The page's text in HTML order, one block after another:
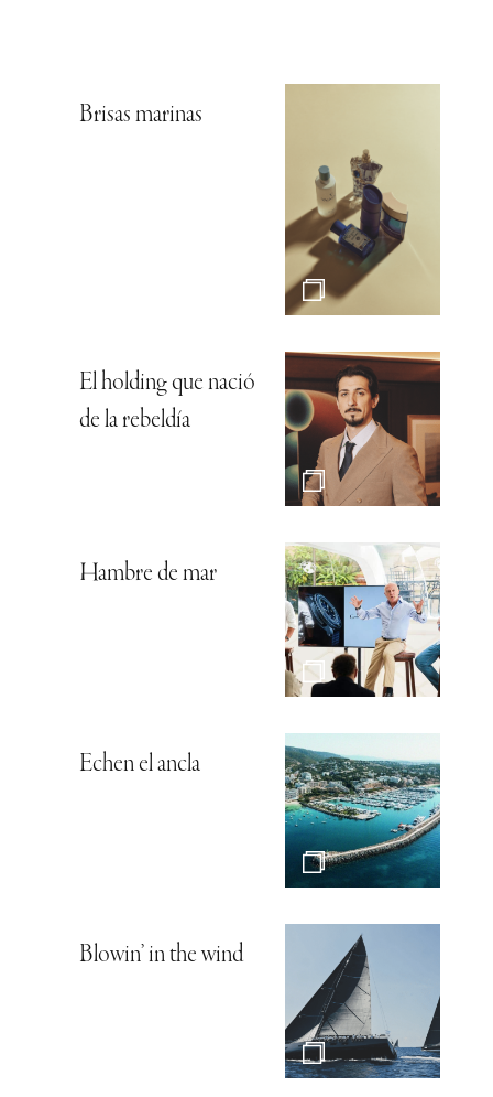
Brisas marinas
El holding que nació
de la rebeldía
Hambre de mar
Echen el ancla
Blowin’ in the wind